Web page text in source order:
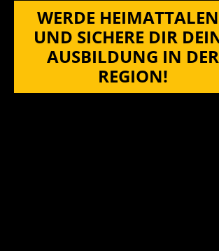
WERDE
UND SICHERE DIR
AUSBILDUNG IN DER
REGION!